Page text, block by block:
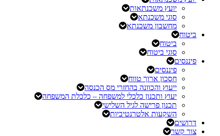
יועץ משכנתאות
סוגי משכנתא
מחשבון משכנתא
ביטוח
ביטוח
סוגי ביטוח
פיננסים
פיננסים
חסכון ארוך טווח
ייעוץ והכוונה בהחזרי מס הכנסה
יעוץ ותכנון כלכלי למשפחה – כלכלת המשפחה
תכנון פרישה לגיל השלישי
השקעות אלטרנטיביות
דרושים
צור קשר